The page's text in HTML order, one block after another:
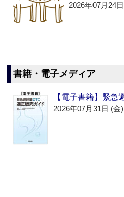
2026年07月24
書籍・電子メディア
【電子書籍】緊急
2026年07月31日 (金)